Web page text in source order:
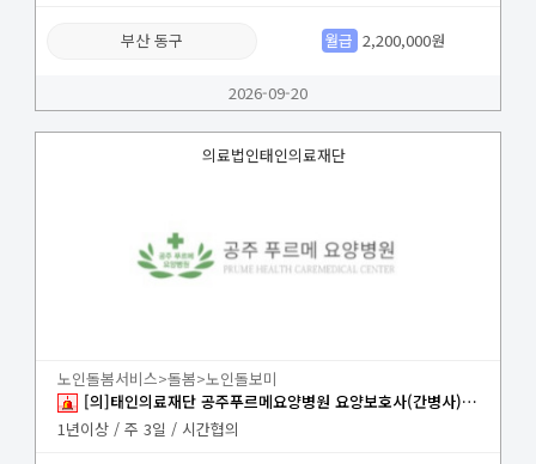
부산 동구 월급 2,200,000원
2026-09-20
의료법인태인의료재단
노인돌봄서비스>돌봄>노인돌보미
[의]태인의료재단 공주푸르메요양병원 요양보호사(간병사) 모집
1년이상 / 주 3일 / 시간협의